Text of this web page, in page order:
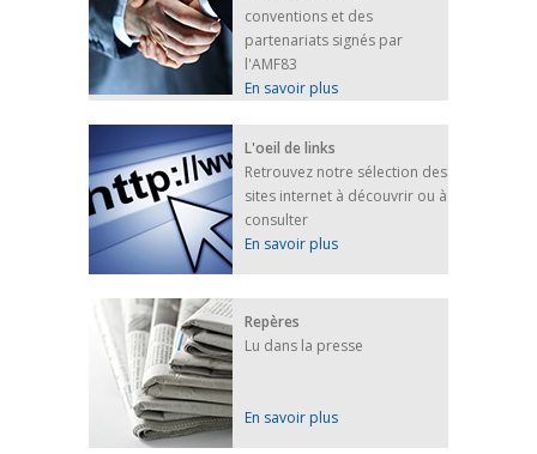
conventions et des
partenariats signés par
l'AMF83
En savoir plus
L'oeil de links
Retrouvez notre sélection des
sites internet à découvrir ou à
consulter
En savoir plus
Repères
Lu dans la presse
En savoir plus